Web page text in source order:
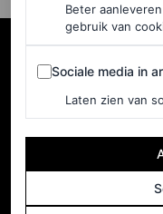
Beter
gebruik van
Sociale media in
Sociale media in
Laten zien van